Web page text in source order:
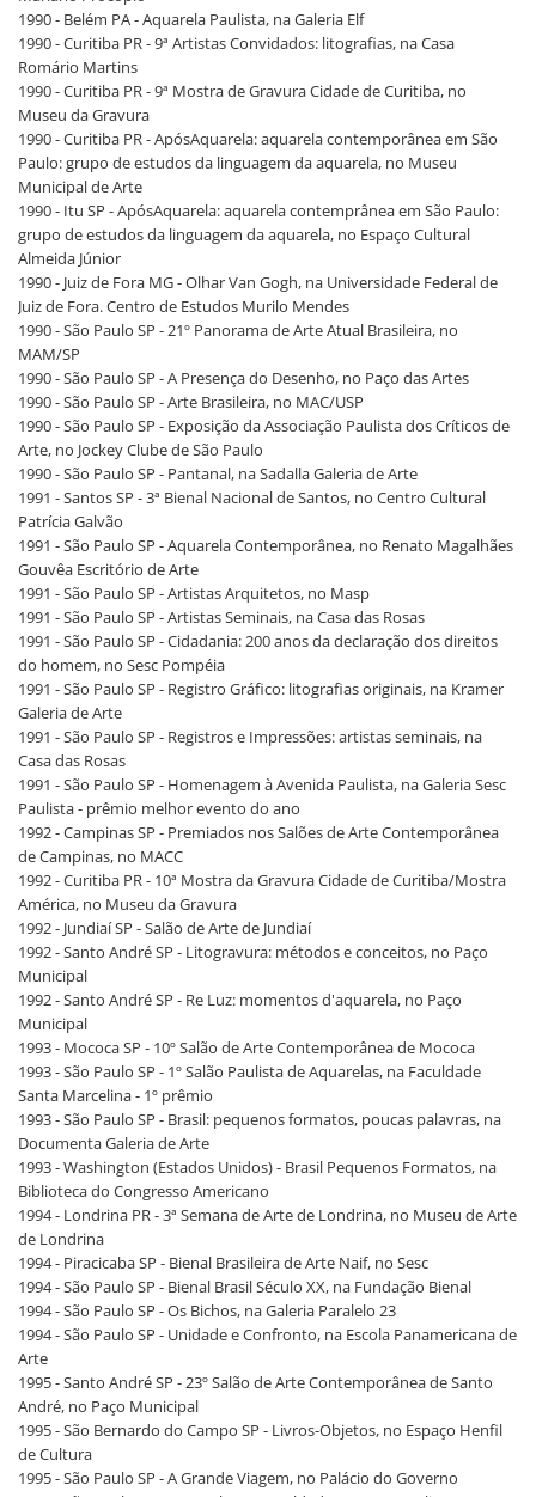
1990 - Belém PA - Aquarela Paulista, na Galeria Elf
1990 - Curitiba PR - 9ª Artistas Convidados: litografias, na Casa
Romário Martins
1990 - Curitiba PR - 9ª Mostra de Gravura Cidade de Curitiba, no
Museu da Gravura
1990 - Curitiba PR - ApósAquarela: aquarela contemporânea em São
Paulo: grupo de estudos da linguagem da aquarela, no Museu
Municipal de Arte
1990 - Itu SP - ApósAquarela: aquarela contemprânea em São Paulo:
grupo de estudos da linguagem da aquarela, no Espaço Cultural
Almeida Júnior
1990 - Juiz de Fora MG - Olhar Van Gogh, na Universidade Federal de
Juiz de Fora. Centro de Estudos Murilo Mendes
1990 - São Paulo SP - 21º Panorama de Arte Atual Brasileira, no
MAM/SP
1990 - São Paulo SP - A Presença do Desenho, no Paço das Artes
1990 - São Paulo SP - Arte Brasileira, no MAC/USP
1990 - São Paulo SP - Exposição da Associação Paulista dos Críticos de
Arte, no Jockey Clube de São Paulo
1990 - São Paulo SP - Pantanal, na Sadalla Galeria de Arte
1991 - Santos SP - 3ª Bienal Nacional de Santos, no Centro Cultural
Patrícia Galvão
1991 - São Paulo SP - Aquarela Contemporânea, no Renato Magalhães
Gouvêa Escritório de Arte
1991 - São Paulo SP - Artistas Arquitetos, no Masp
1991 - São Paulo SP - Artistas Seminais, na Casa das Rosas
1991 - São Paulo SP - Cidadania: 200 anos da declaração dos direitos
do homem, no Sesc Pompéia
1991 - São Paulo SP - Registro Gráfico: litografias originais, na Kramer
Galeria de Arte
1991 - São Paulo SP - Registros e Impressões: artistas seminais, na
Casa das Rosas
1991 - São Paulo SP - Homenagem à Avenida Paulista, na Galeria Sesc
Paulista - prêmio melhor evento do ano
1992 - Campinas SP - Premiados nos Salões de Arte Contemporânea
de Campinas, no MACC
1992 - Curitiba PR - 10ª Mostra da Gravura Cidade de Curitiba/Mostra
América, no Museu da Gravura
1992 - Jundiaí SP - Salão de Arte de Jundiaí
1992 - Santo André SP - Litogravura: métodos e conceitos, no Paço
Municipal
1992 - Santo André SP - Re Luz: momentos d'aquarela, no Paço
Municipal
1993 - Mococa SP - 10º Salão de Arte Contemporânea de Mococa
1993 - São Paulo SP - 1º Salão Paulista de Aquarelas, na Faculdade
Santa Marcelina - 1º prêmio
1993 - São Paulo SP - Brasil: pequenos formatos, poucas palavras, na
Documenta Galeria de Arte
1993 - Washington (Estados Unidos) - Brasil Pequenos Formatos, na
Biblioteca do Congresso Americano
1994 - Londrina PR - 3ª Semana de Arte de Londrina, no Museu de Arte
de Londrina
1994 - Piracicaba SP - Bienal Brasileira de Arte Naif, no Sesc
1994 - São Paulo SP - Bienal Brasil Século XX, na Fundação Bienal
1994 - São Paulo SP - Os Bichos, na Galeria Paralelo 23
1994 - São Paulo SP - Unidade e Confronto, na Escola Panamericana de
Arte
1995 - Santo André SP - 23º Salão de Arte Contemporânea de Santo
André, no Paço Municipal
1995 - São Bernardo do Campo SP - Livros-Objetos, no Espaço Henfil
de Cultura
1995 - São Paulo SP - A Grande Viagem, no Palácio do Governo